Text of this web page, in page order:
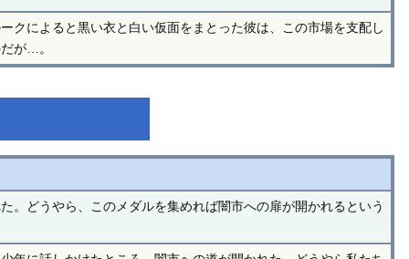
クによると黒い衣と白い仮面をまとった彼は、この市場を支配し
が…。
。どうやら、このメダルを集めれば闇市への扉が開かれるという